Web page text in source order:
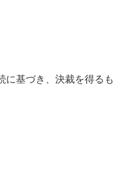
に基づき、決裁を得るも